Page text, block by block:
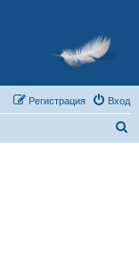
Вход
Регистрация